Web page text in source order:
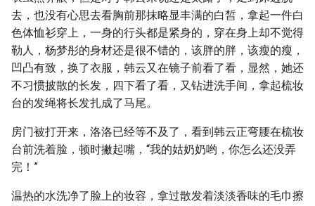
去，也没有心思去看胸前那抹略显丰满的白皙，拿起一件白
色体恤衫穿上，一身的行头都是紧身的，穿在身上却不觉得
勒人，杨梦彤的身材还是很不错的，该胖的胖，该瘦的瘦，
凹凸有致，换了衣服，韩云又在镜子前看了看，显然，她还
不习惯披散的长发，四下看了看，又钻进洗手间，拿起梳妆
台的发绳将长发扎成了马尾。
房门被打开来，洛洛已经等不及了，看到韩云正弯腰在梳妆
台前洗着脸，顿时撇起嘴，“我的姑奶奶哟，你怎么还没弄
完！”
温热的水洗净了脸上的妆容，拿过散发着淡淡香味的毛巾擦